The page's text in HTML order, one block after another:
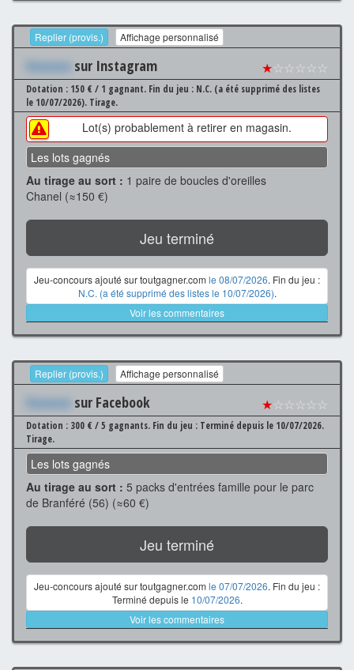
Replier (provis.) Affichage personnalisé
Xxxxxxx sur Instagram ★☆☆☆☆☆
Dotation : 150 € / 1 gagnant. Fin du jeu : N.C. (a été supprimé des listes
le 10/07/2026). Tirage.
Lot(s) probablement à retirer en magasin.
Les lots gagnés
Au tirage au sort : 1 paire de boucles d'oreilles
Chanel (≈150 €)
Jeu terminé
Jeu-concours ajouté sur toutgagner.com le 08/07/2026. Fin du jeu :
N.C. (a été supprimé des listes le 10/07/2026).
Voir les commentaires
Replier (provis.) Affichage personnalisé
Xxxxxxx sur Facebook ★☆☆☆☆☆
Dotation : 300 € / 5 gagnants. Fin du jeu : Terminé depuis le 10/07/2026.
Tirage.
Les lots gagnés
Au tirage au sort : 5 packs d'entrées famille pour le parc
de Branféré (56) (≈60 €)
Jeu terminé
Jeu-concours ajouté sur toutgagner.com le 07/07/2026. Fin du jeu :
Terminé depuis le 10/07/2026.
Voir les commentaires